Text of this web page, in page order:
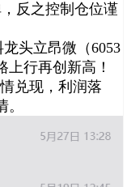
反之控制仓位谨
头立昂微（6053
行再创新高！
兑现，利润落